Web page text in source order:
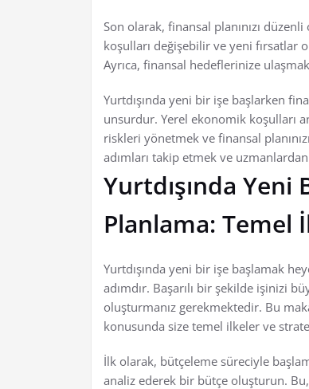
Son olarak, finansal planınızı
koşulları değişebilir ve yeni fırsatlar
Ayrıca, finansal hedeflerinize
Yurtdışında yeni bir işe başlarken
unsurdur. Yerel ekonomik koşulları
riskleri yönetmek ve finansal
adımları takip etmek ve
Yurtdışında
Planlama: Temel
Yurtdışında yeni bir işe başlamak
adımdır. Başarılı bir şekilde işinizi
oluşturmanız gerekmektedir. Bu
konusunda size temel ilkeler ve
İlk olarak, bütçeleme süreciyle
analiz ederek bir bütçe oluşturun.